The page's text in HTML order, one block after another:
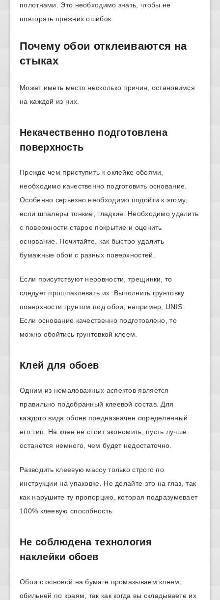
полотнами. Это необходимо знать, чтобы не
повторять прежних ошибок.
Почему обои отклеиваются на
стыках
Может иметь место несколько причин, остановимся
на каждой из них.
Некачественно подготовлена
поверхность
Прежде чем приступить к оклейке обоями,
необходимо качественно подготовить основание.
Особенно серьезно необходимо подойти к этому,
если шпалеры тонкие, гладкие. Необходимо удалить
с поверхности старое покрытие и оценить
основание. Почитайте, как быстро удалить
бумажные обои с разных поверхностей.
Если присутствуют неровности, трещинки, то
следует прошпаклевать их. Выполнить грунтовку
поверхности грунтом под обои, например, UNIS.
Если основание качественно подготовлено, то
можно обойтись грунтовкой клеем.
Клей для обоев
Одним из немаловажных аспектов является
правильно подобранный клеевой состав. Для
каждого вида обоев предназначен определенный
его тип. На клее не стоит экономить, пусть лучше
останется немного, чем будет недостаточно.
Разводить клеевую массу только строго по
инструкции на упаковке. Не делайте это на глаз, так
как нарушите ту пропорцию, которая подразумевает
100% клеевую способность.
Не соблюдена технология
наклейки обоев
Обои с основой на бумаге промазываем клеем,
обильней по краям, так как когда вы складываете их